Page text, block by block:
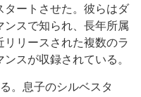
タートさせた。彼らはダ
ンスで知られ、長年所属
リリースされた複数のラ
スが収録されている。
。息子のシルベスタ